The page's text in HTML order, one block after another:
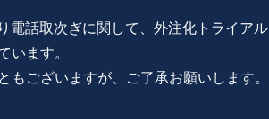
電話取次ぎに関して、外注化トライアル
います。
もございますが、ご了承お願いします。